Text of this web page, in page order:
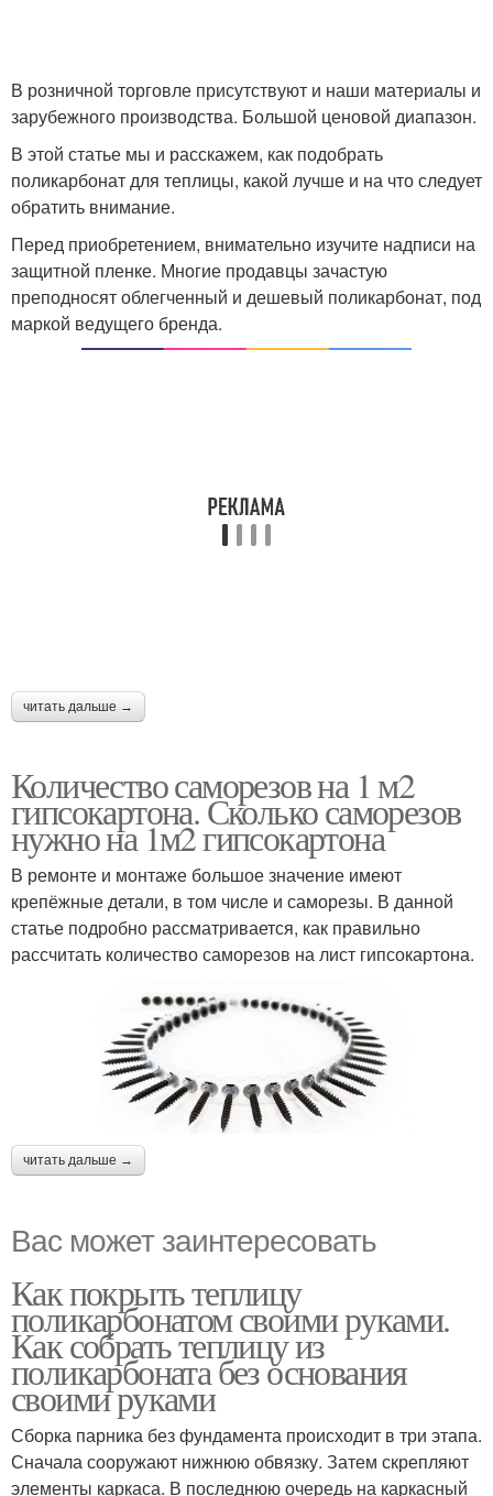
В розничной торговле присутствуют и наши материалы и
зарубежного производства. Большой ценовой диапазон.
В этой статье мы и расскажем, как подобрать
поликарбонат для теплицы, какой лучше и на что следует
обратить внимание.
Перед приобретением, внимательно изучите надписи на
защитной пленке. Многие продавцы зачастую
преподносят облегченный и дешевый поликарбонат, под
маркой ведущего бренда.
читать дальше →
Количество саморезов на 1 м2
гипсокартона. Сколько саморезов
нужно на 1м2 гипсокартона
В ремонте и монтаже большое значение имеют
крепёжные детали, в том числе и саморезы. В данной
статье подробно рассматривается, как правильно
рассчитать количество саморезов на лист гипсокартона.
читать дальше →
Вас может заинтересовать
Как покрыть теплицу
поликарбонатом своими руками.
Как собрать теплицу из
поликарбоната без основания
своими руками
Сборка парника без фундамента происходит в три этапа.
Сначала сооружают нижнюю обвязку. Затем скрепляют
элементы каркаса. В последнюю очередь на каркасный